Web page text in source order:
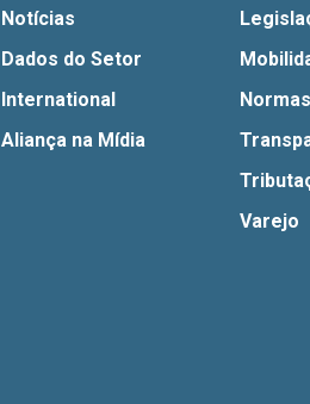
Notícias
Dados do Setor
International
Aliança na Mídia
Varejo